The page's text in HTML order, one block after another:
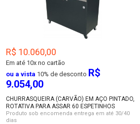
R$ 10.060,00
Em até 10x no cartão
ou a vista 10% de desconto R$
9.054,00
CHURRASQUEIRA (CARVÃO) EM AÇO PINTADO,
ROTATIVA PARA ASSAR 60 ESPETINHOS
Produto sob encomenda entrega em até 30/40
dias